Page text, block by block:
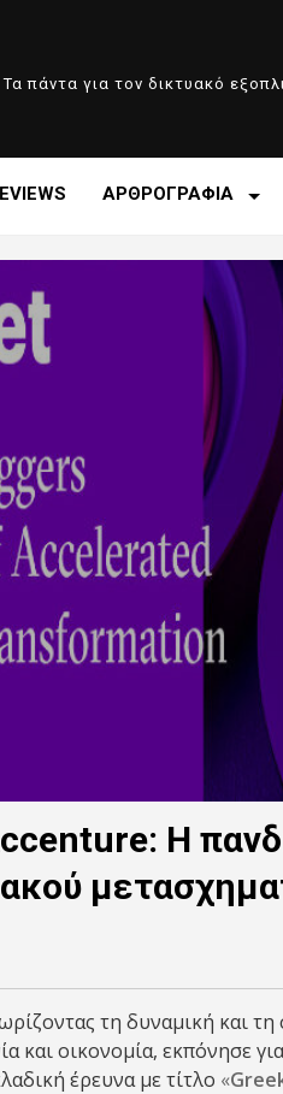
Τα πάντα για τον δικτυακό
ΑΡΘΡΟΓΡΑΦΙΑ
Η
τη δυναμική και
και οικονομία, εκπόνησε
έρευνα με τίτλο «